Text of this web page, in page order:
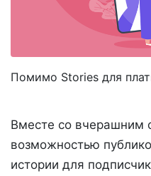
Помимо Stories для
Вместе со вчерашним
возможностью
истории для